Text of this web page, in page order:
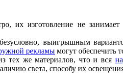
их изготовление не
выигрышным
рекламы могут обеспечить
тех же материалов, что и вся
света, способу их